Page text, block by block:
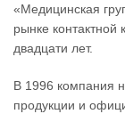
«Медицинская
рынке контактной
двадцати лет.
В 1996 компания
продукции и